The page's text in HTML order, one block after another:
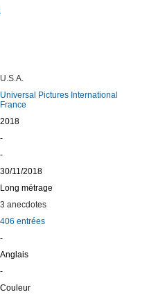
U.S.A.
Universal Pictures International
France
2018
-
-
30/11/2018
Long métrage
3 anecdotes
406 entrées
-
Anglais
-
Couleur